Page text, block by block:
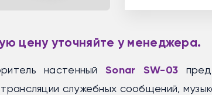
цену уточняйте у менеджера.
настенныйSonar SW-03
служебных сообщений,